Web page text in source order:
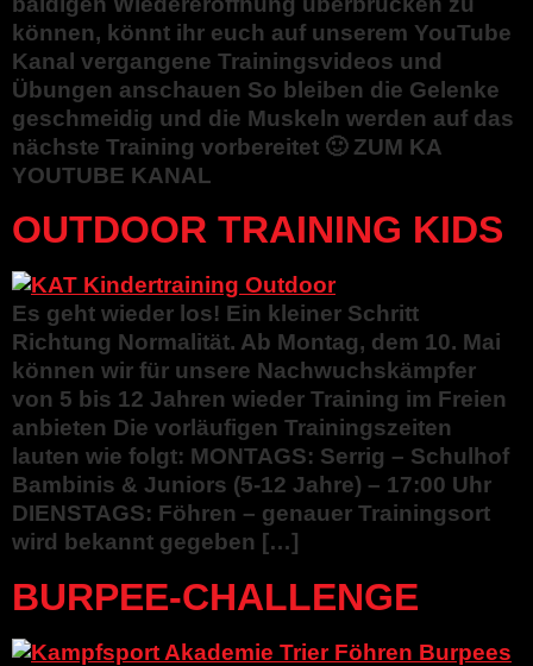
können, könnt ihr euch auf unserem YouTube
Kanal vergangene Trainingsvideos und
Übungen anschauen So bleiben die Gelenke
geschmeidig und die Muskeln werden auf das
nächste Training vorbereitet 🙂 ZUM KA
YOUTUBE KANAL
OUTDOOR TRAINING KIDS
Es geht wieder los! Ein kleiner Schritt
Richtung Normalität. Ab Montag, dem 10. Mai
können wir für unsere Nachwuchskämpfer
von 5 bis 12 Jahren wieder Training im Freien
anbieten Die vorläufigen Trainingszeiten
lauten wie folgt: MONTAGS: Serrig – Schulhof
Bambinis & Juniors (5-12 Jahre) – 17:00 Uhr
DIENSTAGS: Föhren – genauer Trainingsort
wird bekannt gegeben […]
BURPEE-CHALLENGE